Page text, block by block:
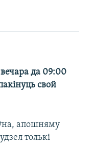
да 09:00
свой
апошняму
толькі